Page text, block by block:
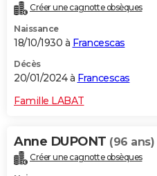
Créer une cagnotte obsèques
Naissance
18/10/1930 à Francescas
Décès
20/01/2024 à Francescas
Famille LABAT
Anne DUPONT (96 ans)
Créer une cagnotte obsèques